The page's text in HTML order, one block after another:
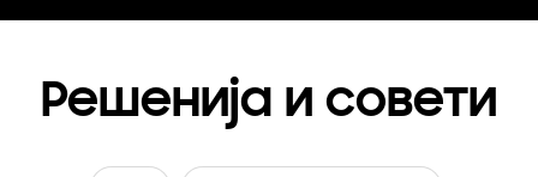
Решенија и совети